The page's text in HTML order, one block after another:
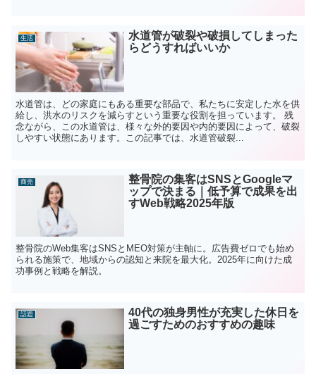
生活
水道管が破裂や破損してしまった
らどうすればいいか
水道管は、どの家庭にもある重要な部品で、私たちに安定した水を供
給し、洪水のリスクを減らすという重要な役割を担っています。 残
念ながら、この水道管は、様々な外的要因や内的要因によって、破裂
しやすい状態にあります。この記事では、水道管破裂...
商売
整骨院の集客はSNSとGoogleマ
ップで決まる｜低予算で成果を出
すWeb戦略2025年版
整骨院のWeb集客はSNSとMEO対策が主軸に。広告費ゼロでも始め
られる施策で、地域からの認知と来院を最大化。2025年に向けた成
功事例と戦略を解説。
話題
40代の独身男性が充実した休日を
過ごすためのおすすめの趣味